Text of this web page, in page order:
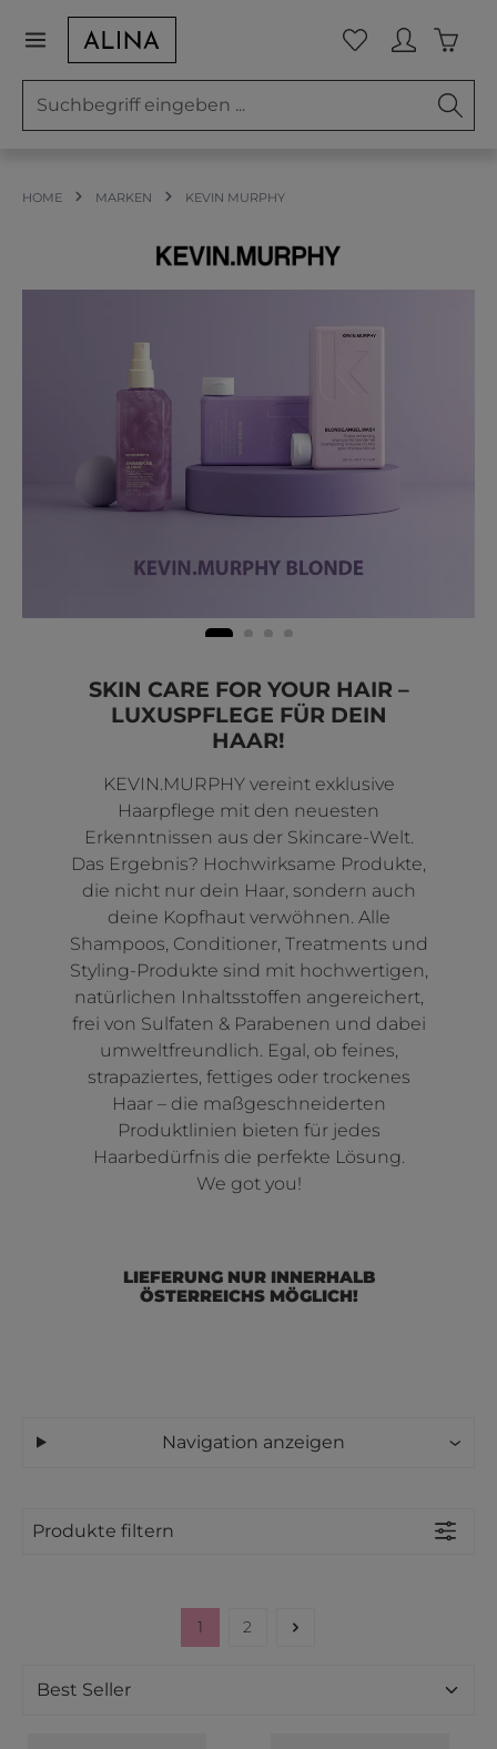
Zum Hauptinhalt springen Du hast 0
HOME MARKEN KEVIN MURPHY
SKIN CARE FOR YOUR HAIR –
LUXUSPFLEGE FÜR DEIN
HAAR!
KEVIN.MURPHY vereint exklusive
Haarpflege mit den neuesten
Erkenntnissen aus der Skincare-Welt.
Das Ergebnis? Hochwirksame Produkte,
die nicht nur dein Haar, sondern auch
deine Kopfhaut verwöhnen. Alle
Shampoos, Conditioner, Treatments und
Styling-Produkte sind mit hochwertigen,
natürlichen Inhaltsstoffen angereichert,
frei von Sulfaten & Parabenen und dabei
umweltfreundlich. Egal, ob feines,
strapaziertes, fettiges oder trockenes
Haar – die maßgeschneiderten
Produktlinien bieten für jedes
Haarbedürfnis die perfekte Lösung.
We got you!
LIEFERUNG NUR INNERHALB
ÖSTERREICHS MÖGLICH!
Navigation anzeigen
Produkte filtern
Seite
1 Seite
2